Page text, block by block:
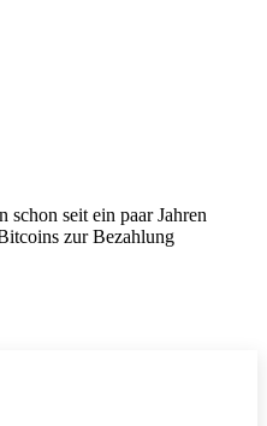
seit ein paar Jahren
zur Bezahlung